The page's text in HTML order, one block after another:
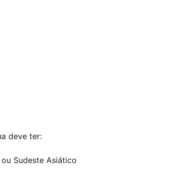
deve ter:
Sudeste Asiático